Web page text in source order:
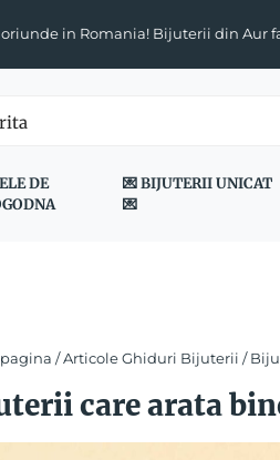
in Romania! Bijuterii din Aur
DE
💌 BIJUTERII UNICAT
💌
/Articole Ghiduri Bijuterii /
care arata